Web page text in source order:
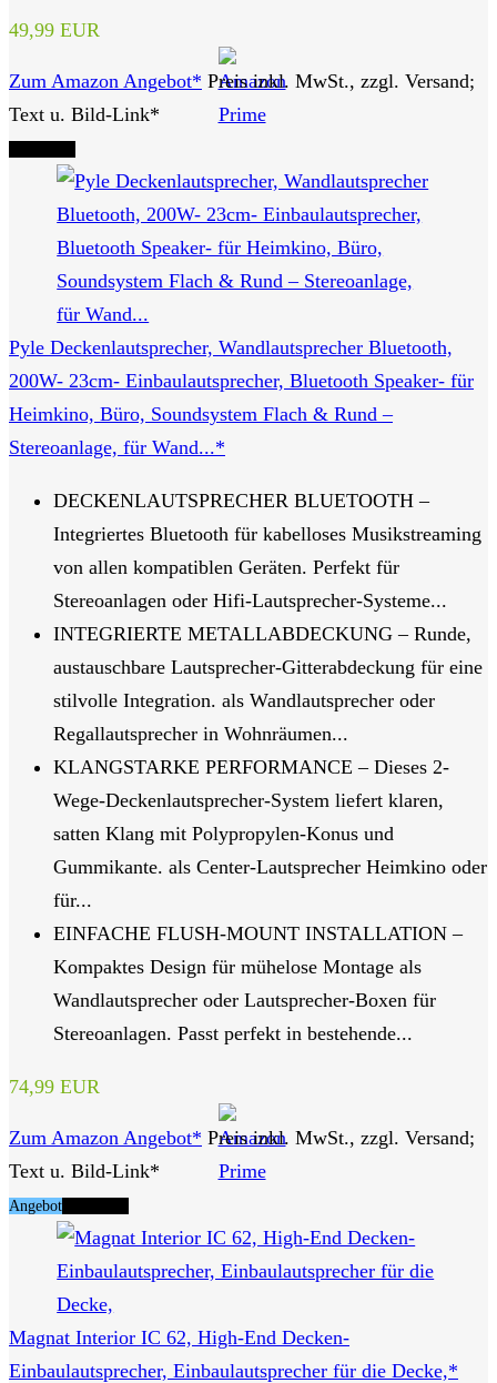
49,99 EUR
Zum Amazon Angebot* Preis inkl. MwSt., zzgl. Versand;
Text u. Bild-Link*
Pyle Deckenlautsprecher, Wandlautsprecher Bluetooth,
200W- 23cm- Einbaulautsprecher, Bluetooth Speaker- für
Heimkino, Büro, Soundsystem Flach & Rund –
Stereoanlage, für Wand...*
DECKENLAUTSPRECHER BLUETOOTH –
Integriertes Bluetooth für kabelloses Musikstreaming
von allen kompatiblen Geräten. Perfekt für
Stereoanlagen oder Hifi-Lautsprecher-Systeme...
INTEGRIERTE METALLABDECKUNG – Runde,
austauschbare Lautsprecher-Gitterabdeckung für eine
stilvolle Integration. als Wandlautsprecher oder
Regallautsprecher in Wohnräumen...
KLANGSTARKE PERFORMANCE – Dieses 2-
Wege-Deckenlautsprecher-System liefert klaren,
satten Klang mit Polypropylen-Konus und
Gummikante. als Center-Lautsprecher Heimkino oder
für...
EINFACHE FLUSH-MOUNT INSTALLATION –
Kompaktes Design für mühelose Montage als
Wandlautsprecher oder Lautsprecher-Boxen für
Stereoanlagen. Passt perfekt in bestehende...
74,99 EUR
Zum Amazon Angebot* Preis inkl. MwSt., zzgl. Versand;
Text u. Bild-Link*
Angebot
Magnat Interior IC 62, High-End Decken-
Einbaulautsprecher, Einbaulautsprecher für die Decke,*